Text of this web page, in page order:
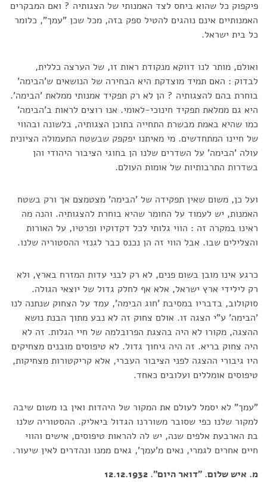
פיקפוק כל שהוא ביחס לצד האמנותי של הצגותיה ? ואם המבקרים
האמנותיים אינם נוהגים להטיל ספק בזה, מכל שכן "עמך", כלומר
כל בית ישראל.
ואולם, מותר לנו דווקא מנקודת ראות זו, של הערצה כללית,
לבדוק : האם תמיד מוצדקת היא הבחירה של הנושאים ש'הבימה'
בוחרת בהם להצגותיה ? הן לא רק תפקיד אמנותי ממלאת 'הבימה'.
היא גם ממלאת תפקיד חינוכי-לאומי. אנו רוצים לראות ב'הבימה'
כמו שהיא באמת מבשרת התחייה בתוכן הצגותיה, בלשונה ובהווי
של חיינו המתחדשים. מי מאיתנו יפקפק שבשטח התעמולה הציונית
עולה 'הבימה' על השדרים שלנו הן בחוגי הציבור היהודי והן
בשדרות התרבותיות של אומות העולם.
ועל כן, משום שאין תפקידה של 'הבימה' מצטמצם אך ורק בשטח
האמנות, יש לעמוד על החומר שהיא בוחרת להצגותיה. והנה מה
ראינו במקרה זה : הווי גלותי לכל דקדוקיו ופרטיו, על האורות
והצלילים שבו. אבל הווי זה הן נכנס כבר לגנזי ההסטוריה שלנו.
כרגע אינו מובן בשום פנים, לא רק לבני עדות המזרח בארץ, ולא
רק לילידי ארץ ישראל, אלא אף לחלק גדול של יוצאי הגולה.
סוקולוב, בדבריו במסיבת 'חוג הבימה', עמד על הצחוק שנתנה לנו
'הבימה' ע"י הצגה זו. אולם צחוק זה לא נבע מתוך הבנת נושא
ההצגה, מקורו לא היה בהצגת הפרובלמה של חיי הגלות. זה לא
היה צחוק בריא. זה היה גיחוך גדול. לא טיפוסים מובנים מצחיקים
היו גיבורי ההצגה לפני הציבור העברי, אלא קריקטורות מצחיקות,
טיפוסים אומללים ועלובים כאחד.
"עמך" לא יסמל לעולם את המקור של היהדות ואין בו משום שיבה
למקור שלנו כפי שסובר משוררנו הגדול ביאליק. ההסטוריה שלנו
בת הארבעת אלפים שנה, יש לה להראות טיפוסים, אישים והווי
חיים אחרים לגמרי, נאים מ'עמך', גאים ממנו ונהדרים לאין שיעור.
מ. איש שלום. "דואר היום". 12.12.1932